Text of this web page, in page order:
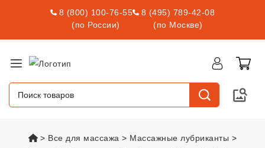
8 (800) 100-76-55
(по России)
8 (495) 789-42-08
(по Москве)
vsexshop.ru
Все для массажа
Массажные лубриканты